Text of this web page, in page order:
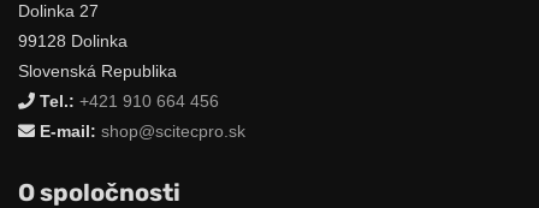
Dolinka 27
99128 Dolinka
Slovenská Republika
Tel.: +421 910 664 456
E-mail: shop@scitecpro.sk
O spoločnosti